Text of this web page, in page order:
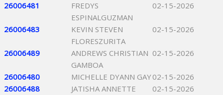
26006481
FREDYS
ESPINALGUZMAN
02-15-2026
26006483
KEVIN STEVEN
FLORESZURITA
02-15-2026
26006489
ANDREWS CHRISTIAN
GAMBOA
02-15-2026
26006480 MICHELLE DYANN GAY02-15-2026
26006488
JATISHA ANNETTE
02-15-2026